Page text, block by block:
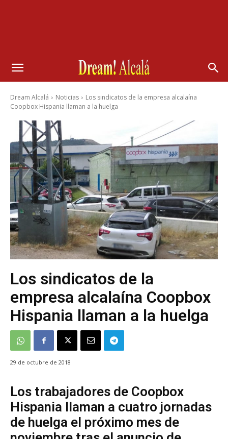
Dream Alcalá Noticias
Los sindicatos de la empresa alcalaína
Coopbox Hispania llaman a la huelga
Los sindicatos de la
empresa alcalaína Coopbox
Hispania llaman a la huelga
29 de octubre de 2018
Los trabajadores de Coopbox
Hispania llaman a cuatro jornadas
de huelga el próximo mes de